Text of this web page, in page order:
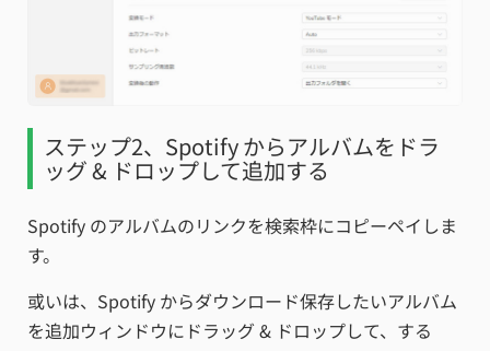
ステップ2、Spotify からアルバムをドラ
ッグ & ドロップして追加する
Spotify のアルバムのリンクを検索枠にコピーペイしま
す。
或いは、Spotify からダウンロード保存したいアルバム
を追加ウィンドウにドラッグ & ドロップして、する